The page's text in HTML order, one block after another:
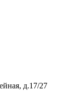
д.17/27